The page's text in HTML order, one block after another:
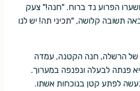
הפרוע נד ברוח. "חנה!" צעק
תשובה קלושה, "תכיני תה! יש לנו
של הרשלה, חנה הקטנה, עמדה
פנתה לבעלה ונפנפה במערוך.
לפתע קטן בנוכחות אשתו.